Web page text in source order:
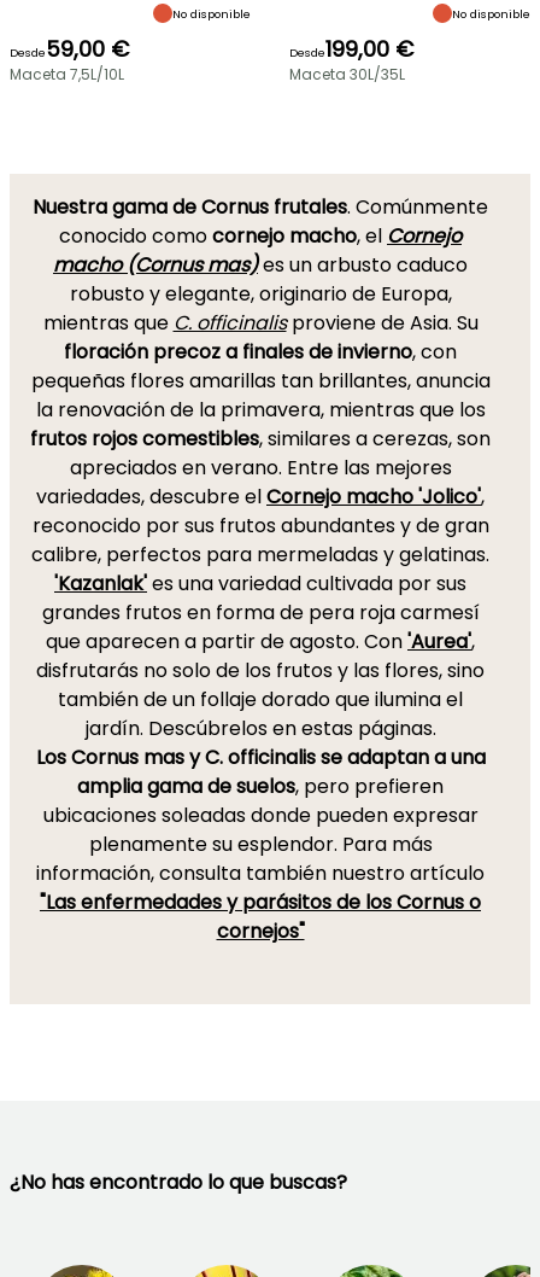
No disponible
Desde59,00 €
Maceta 7,5L/10L
No disponible
Desde199,00 €
Maceta 30L/35L
Nuestra gama de Cornus frutales. Comúnmente
conocido comocornejo macho, el Cornejo
macho (Cornus mas)es un arbusto caduco
robusto y elegante, originario de Europa,
mientras que C. officinalisproviene de Asia. Su
floración precoz a finales de invierno, con
pequeñas flores amarillas tan brillantes, anuncia
la renovación de la primavera, mientras que los
frutos rojos comestibles, similares a cerezas, son
apreciados en verano. Entre las mejores
variedades, descubre elCornejo macho 'Jolico',
reconocido por sus frutos abundantes y de gran
calibre, perfectos para mermeladas y gelatinas.
'Kazanlak'es una variedad cultivada por sus
grandes frutos en forma de pera roja carmesí
que aparecen a partir de agosto. Con'Aurea',
disfrutarás no solo de los frutos y las flores, sino
también de un follaje dorado que ilumina el
jardín. Descúbrelos en estas páginas.
Los Cornus mas y C. officinalis se adaptan a una
amplia gama de suelos, pero prefieren
ubicaciones soleadas donde pueden expresar
plenamente su esplendor. Para más
información, consulta también nuestro artículo
"Las enfermedades y parásitos de los Cornus o
cornejos"
¿No has encontrado lo que buscas?